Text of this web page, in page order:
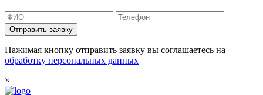
Отправить заявку
Нажимая кнопку отправить заявку вы соглашаетесь на
обработку персональных данных
×